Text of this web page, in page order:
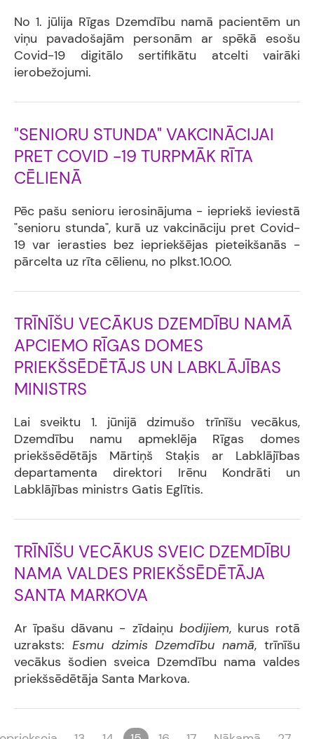
No 1. jūlija Rīgas Dzemdību namā pacientēm un
viņu pavadošajām personām ar spēkā esošu
Covid-19 digitālo sertifikātu atcelti vairāki
ierobežojumi.
"SENIORU STUNDA" VAKCINĀCIJAI
PRET COVID -19 TURPMĀK RĪTA
CĒLIENĀ
Pēc pašu senioru ierosinājuma - iepriekš ieviestā
"senioru stunda", kurā uz vakcināciju pret Covid-
19 var ierasties bez iepriekšējas pieteikšanās -
pārcelta uz rīta cēlienu, no plkst.10.00.
TRĪNĪŠU VECĀKUS DZEMDĪBU NAMĀ
APCIEMO RĪGAS DOMES
PRIEKŠSĒDĒTĀJS UN LABKLĀJĪBAS
MINISTRS
Lai sveiktu 1. jūnijā dzimušo trīnīšu vecākus,
Dzemdību namu apmeklēja Rīgas domes
priekšsēdētājs Mārtiņš Staķis ar Labklājības
departamenta direktori Irēnu Kondrāti un
Labklājības ministrs Gatis Eglītis.
TRĪNĪŠU VECĀKUS SVEIC DZEMDĪBU
NAMA VALDES PRIEKŠSĒDĒTĀJA
SANTA MARKOVA
Ar īpašu dāvanu - zīdaiņu bodijiem, kurus rotā
uzraksts: Esmu dzimis Dzemdību namā, trīnīšu
vecākus šodien sveica Dzemdību nama valdes
priekšsēdētāja Santa Markova.